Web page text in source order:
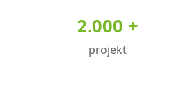
2.000 +
projekt